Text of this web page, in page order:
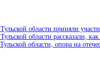
области приняли
области рассказали,
области, опора на